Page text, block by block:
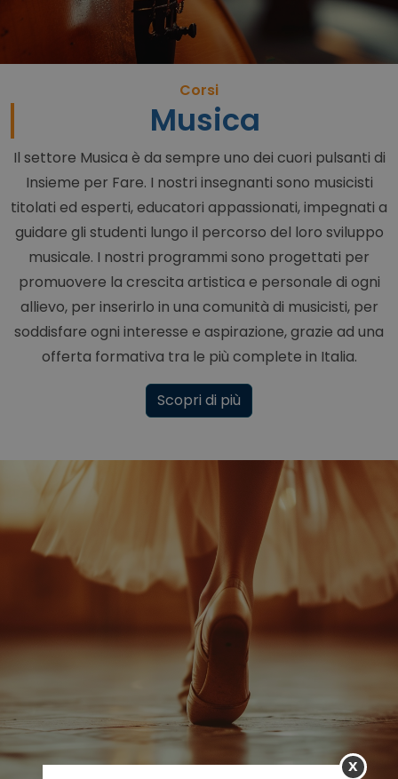
Corsi
Musica
Il settore Musica è da sempre uno dei cuori pulsanti di
Insieme per Fare. I nostri insegnanti sono musicisti
titolati ed esperti, educatori appassionati, impegnati a
guidare gli studenti lungo il percorso del loro sviluppo
musicale. I nostri programmi sono progettati per
promuovere la crescita artistica e personale di ogni
allievo, per inserirlo in una comunità di musicisti, per
soddisfare ogni interesse e aspirazione, grazie ad una
offerta formativa tra le più complete in Italia.
Scopri di più
x